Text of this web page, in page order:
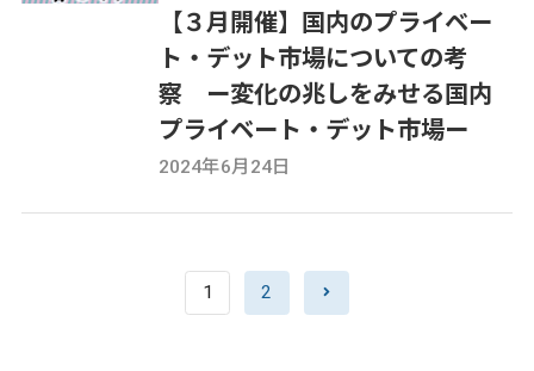
【３月開催】国内のプライベー
ト・デット市場についての考
察 ー変化の兆しをみせる国内
プライベート・デット市場ー
2024年6月24日
1 2